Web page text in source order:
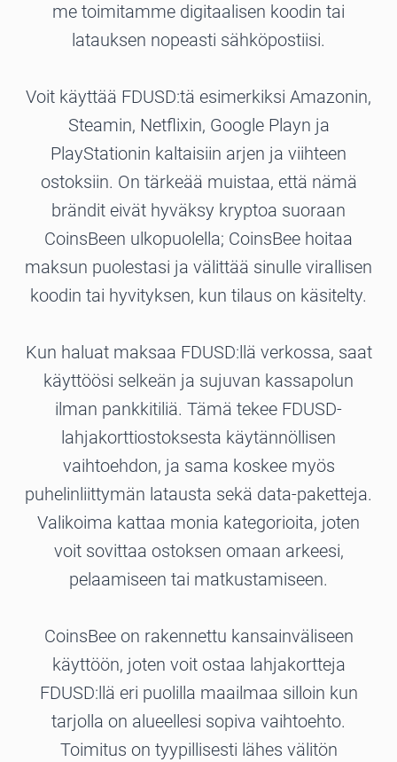
me toimitamme digitaalisen koodin tai
latauksen nopeasti sähköpostiisi.
Voit käyttää FDUSD:tä esimerkiksi Amazonin,
Steamin, Netflixin, Google Playn ja
PlayStationin kaltaisiin arjen ja viihteen
ostoksiin. On tärkeää muistaa, että nämä
brändit eivät hyväksy kryptoa suoraan
CoinsBeen ulkopuolella; CoinsBee hoitaa
maksun puolestasi ja välittää sinulle virallisen
koodin tai hyvityksen, kun tilaus on käsitelty.
Kun haluat maksaa FDUSD:llä verkossa, saat
käyttöösi selkeän ja sujuvan kassapolun
ilman pankkitiliä. Tämä tekee FDUSD-
lahjakorttiostoksesta käytännöllisen
vaihtoehdon, ja sama koskee myös
puhelinliittymän latausta sekä data-paketteja.
Valikoima kattaa monia kategorioita, joten
voit sovittaa ostoksen omaan arkeesi,
pelaamiseen tai matkustamiseen.
CoinsBee on rakennettu kansainväliseen
käyttöön, joten voit ostaa lahjakortteja
FDUSD:llä eri puolilla maailmaa silloin kun
tarjolla on alueellesi sopiva vaihtoehto.
Toimitus on tyypillisesti lähes välitön